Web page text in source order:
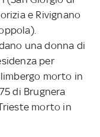
e Rivignano
una donna di
per
morto in
di Brugnera
morto in